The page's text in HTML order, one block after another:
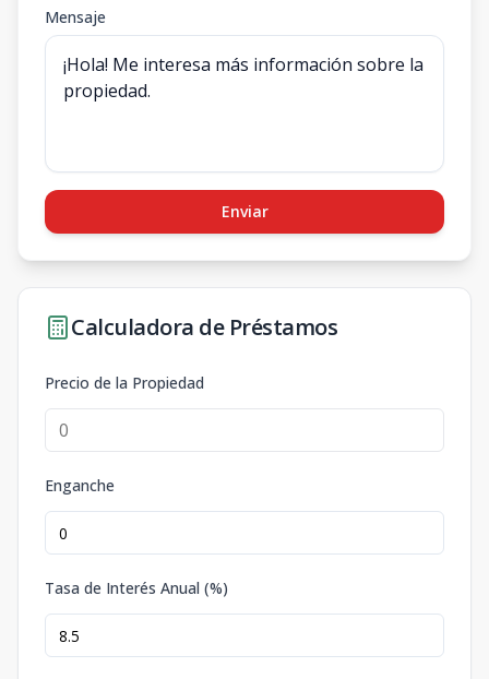
Mensaje
Enviar
Calculadora de Préstamos
Precio de la Propiedad
Enganche
Tasa de Interés Anual (%)